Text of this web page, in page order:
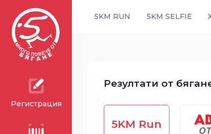
Регистрация
5KM RUN 5KM SELFIE
Резултати от
5KM Run